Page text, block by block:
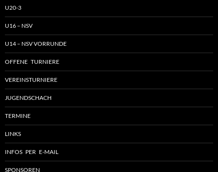
U20-3
U16 – NSV
U14 – NSV VORRUNDE
OFFENE TURNIERE
VEREINSTURNIERE
JUGENDSCHACH
TERMINE
LINKS
INFOS PER E-MAIL
SPONSOREN